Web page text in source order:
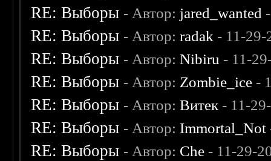
RE: Выборы - Автор: jared_wanted
RE: Выборы - Автор:radak - 11-
RE: Выборы - Автор:Nibiru - 11-
RE: Выборы - Автор: Zombie_ice -
RE: Выборы - Автор:Витек - 11-
RE: Выборы - Автор: Immortal_Not
RE: Выборы - Автор: Che - 11-29-